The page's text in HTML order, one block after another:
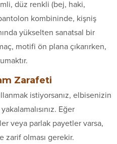
düz renkli (bej, haki,
kombininde, kişniş
yükselten sanatsal bir
motifi ön plana çıkarırken,
Zarafeti
istiyorsanız, elbisenizin
Eğer
veya parlak payetler varsa,
zarif olması gerekir.